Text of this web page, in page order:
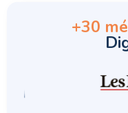
+30